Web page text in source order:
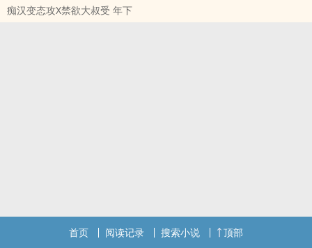
痴汉变态攻X禁欲大叔受 年下
首页 阅读记录 搜索小说 顶部